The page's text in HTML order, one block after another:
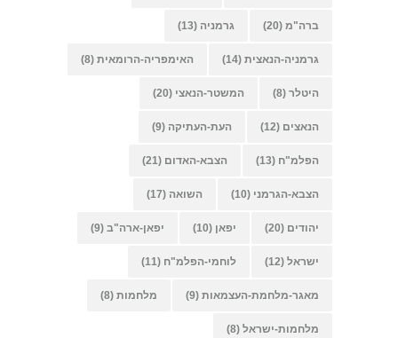
ברה"מ (20) גרמניה (13)
גרמניה-הנאצית (14) האימפריה-הרומאית (8)
היטלר (8) המשטר-הנאצי (20)
הנאצים (12) העת-העתיקה (9)
הפלמ"ח (13) הצבא-האדום (21)
הצבא-הגרמני (10) השואה (17)
יהודים (20) יפאן (10) יפאן-ארה"ב (9)
ישראל (12) לוחמי-הפלמ"ח (11)
מאגר-מלחמת-העצמאות (9) מלחמות (8)
מלחמות-ישראל (8)